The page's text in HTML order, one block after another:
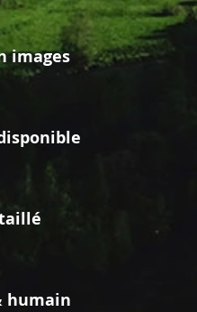
images
humain